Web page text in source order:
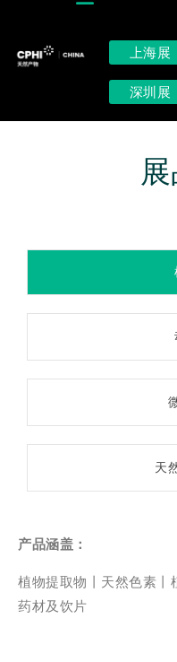
上海展
深圳展
天
产品涵盖：
植物提取物丨天然色素丨
药材及饮片